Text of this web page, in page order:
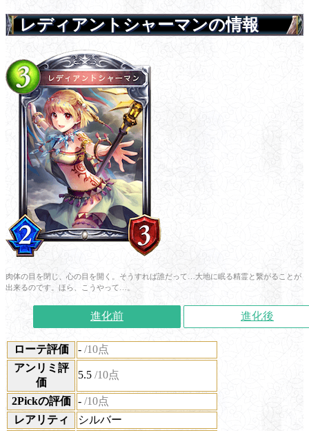
レディアントシャーマンの情報
肉体の目を閉じ、心の目を開く。そうすれば誰だって…大地に眠る精霊と繋がることが
出来るのです。ほら、こうやって…。
進化前 進化後
ローテ評価 - /10点
アンリミ評
価
5.5 /10点
2Pickの評価 - /10点
レアリティ
シルバー